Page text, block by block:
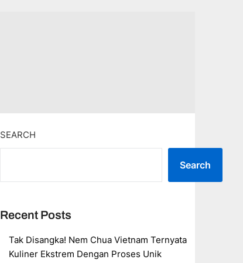
SEARCH
Search
Recent Posts
Tak Disangka! Nem Chua Vietnam Ternyata
Kuliner Ekstrem Dengan Proses Unik